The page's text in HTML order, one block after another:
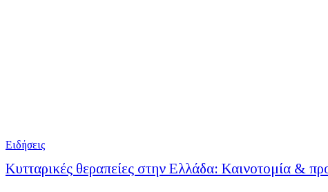
Ειδήσεις
Κυτταρικές θεραπείες στην Ελλάδα: Καινοτομία &